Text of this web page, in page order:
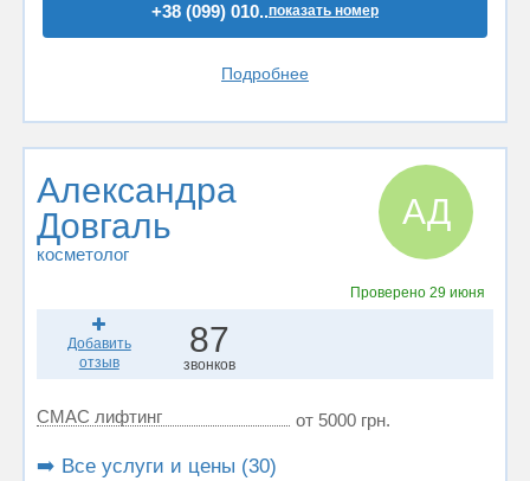
+38 (099) 010..показать номер
Подробнее
Александра
Довгаль
косметолог
АД
Проверено 29 июня
Добавить
отзыв
87
звонков
СМАС лифтинг от 5000 грн.
➡️ Все услуги и цены (30)